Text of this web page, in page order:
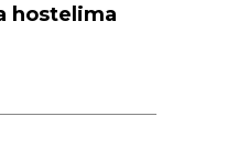
hostelima